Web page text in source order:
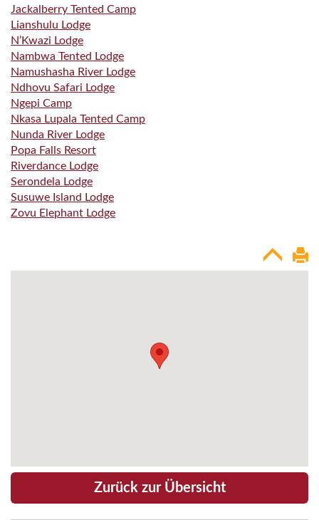
Jackalberry Tented Camp
Lianshulu Lodge
N’Kwazi Lodge
Nambwa Tented Lodge
Namushasha River Lodge
Ndhovu Safari Lodge
Ngepi Camp
Nkasa Lupala Tented Camp
Nunda River Lodge
Popa Falls Resort
Riverdance Lodge
Serondela Lodge
Susuwe Island Lodge
Zovu Elephant Lodge
Zurück zur Übersicht